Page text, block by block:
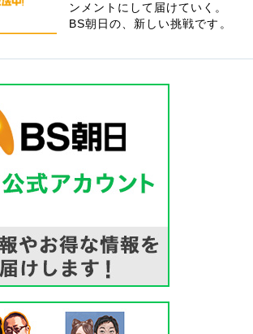
ンメントにして届けていく。
BS朝日の、新しい挑戦です。